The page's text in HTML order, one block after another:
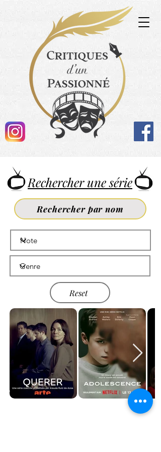
Rechercher une série
Rechercher par nom
Reset